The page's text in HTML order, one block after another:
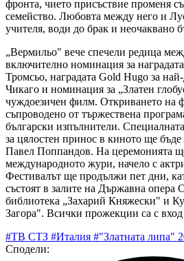
фронта, чието присъствие променя
семейство. Любовта между него и
учителя, води до брак и неочаквано
„Вермильо" вече спечели редица
включително номинация за
Тромсьо, наградата Gold Hugo за
Чикаго и номинация за „Златен
чуждоезичен филм. Откриването на
съпроводено от тържествена
български изпълнители.
за цялостен принос в киното ще бъде
Павел Поппандов. На церемонията
международното жури, начело с
Фестивалът ще продължи пет дни,
състоят в залите на Държавна опера
библиотека „Захарий Княжески" и
Загора". Всички прожекции са с вход
#ТВ СТЗ #Италия #"Златната липа"
Сподели: